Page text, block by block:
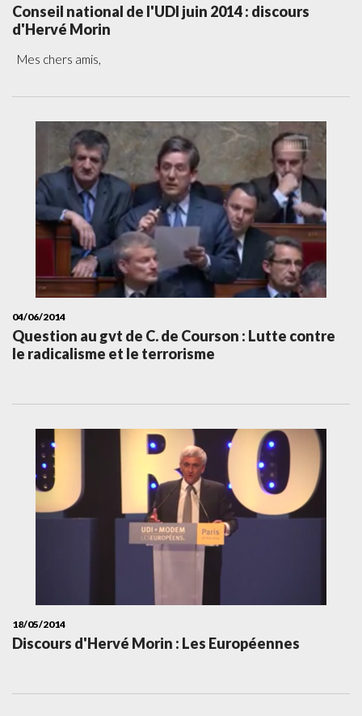
Conseil national de l'UDI juin 2014 : discours
d'Hervé Morin
Mes chers amis,
04/06/2014
Question au gvt de C. de Courson : Lutte contre
le radicalisme et le terrorisme
18/05/2014
Discours d'Hervé Morin : Les Européennes